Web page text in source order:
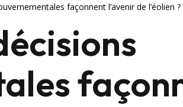
façonnent l’avenir de l’éolien ?